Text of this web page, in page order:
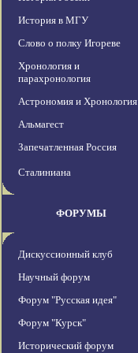
История в МГУ
Слово о полку Игореве
Хронология и
парахронология
Астрономия и Хронология
Альмагест
Запечатленная Россия
Сталиниана
ФОРУМЫ
Дискуссионный клуб
Научный форум
Форум "Русская идея"
Форум "Курск"
Исторический форум